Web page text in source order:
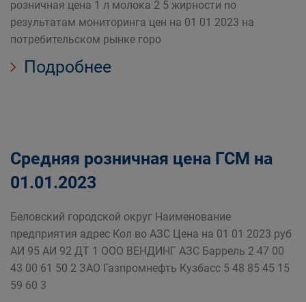
розничная цена 1 л молока 2 5 жирности по
результатам мониторинга цен на 01 01 2023 на
потребительском рынке горо
Подробнее
Средняя розничная цена ГСМ на
01.01.2023
Беловский городской округ Наименование
предприятия адрес Кол во АЗС Цена на 01 01 2023 руб
АИ 95 АИ 92 ДТ 1 ООО ВЕНДИНГ АЗС Баррель 2 47 00
43 00 61 50 2 ЗАО Газпромнефть Кузбасс 5 48 85 45 15
59 60 3